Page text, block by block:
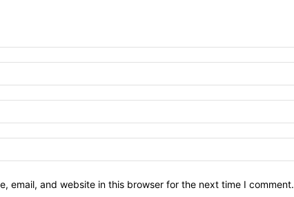
email, and website in this browser for the next time I comment.